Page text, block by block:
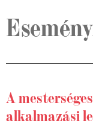
A
alkalmazási